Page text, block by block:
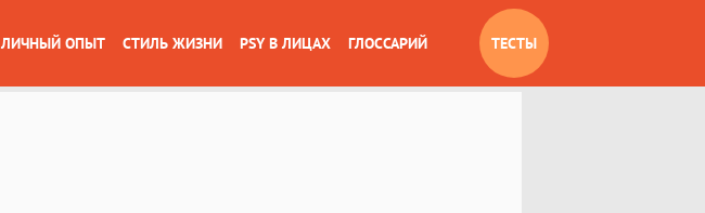
ЛИЧНЫЙ ОПЫТ СТИЛЬ ЖИЗНИ PSY В ЛИЦАХ ГЛОССАРИЙ ТЕСТЫ